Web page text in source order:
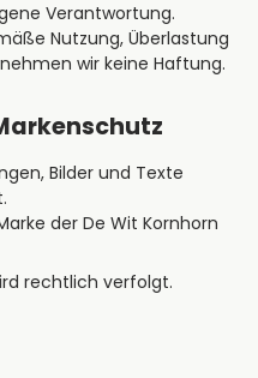
Verantwortung.
Nutzung, Überlastung
wir keine Haftung.
Bilder und Texte
der De Wit Kornhorn
rechtlich verfolgt.